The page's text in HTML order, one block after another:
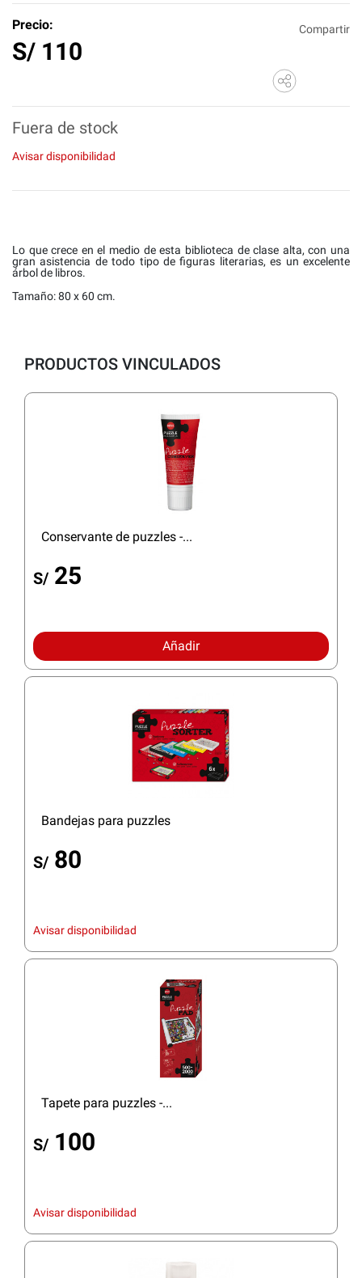
Precio:
S/ 110
Compartir
Fuera de stock
Avisar disponibilidad
Lo que crece en el medio de esta biblioteca de clase alta, con una
gran asistencia de todo tipo de figuras literarias, es un excelente
árbol de libros.
Tamaño: 80 x 60 cm.
PRODUCTOS VINCULADOS
Conservante de puzzles -...
S/ 25
Añadir
Bandejas para puzzles
S/ 80
Avisar disponibilidad
Tapete para puzzles -...
S/ 100
Avisar disponibilidad